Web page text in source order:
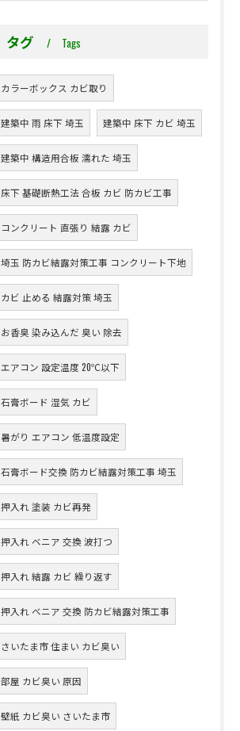
タグ Tags
カラーボックス カビ取り
建築中 雨 床下 埼玉 建築中 床下 カビ 埼玉
建築中 構造用合板 濡れた 埼玉
床下 基礎断熱工法 合板 カビ 防カビ工事
コンクリート 直張り 結露 カビ
埼玉 防カビ結露対策工事 コンクリート下地
カビ 止める 結露対策 埼玉
お香臭 染み込んだ 臭い 除去
エアコン 設定温度 20℃以下
石膏ボード 湿気 カビ
暑がり エアコン 低温度設定
石膏ボード交換 防カビ結露対策工事 埼玉
押入れ 塗装 カビ再発
押入れ ベニア 交換 波打つ
押入れ 結露 カビ 繰り返す
押入れ ベニア 交換 防カビ結露対策工事
さいたま市 住まい カビ臭い
部屋 カビ臭い 原因
壁紙 カビ臭い さいたま市